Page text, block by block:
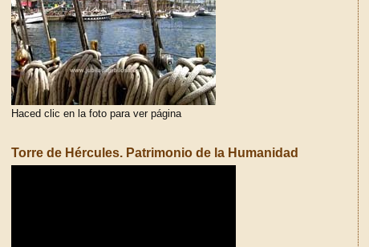
Haced clic en la foto para ver página
Torre de Hércules. Patrimonio de la Humanidad